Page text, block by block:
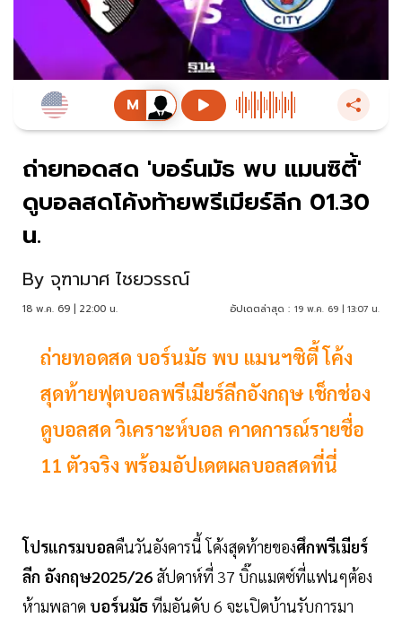
ถ่ายทอดสด 'บอร์นมัธ พบ แมนซิตี้'
ดูบอลสดโค้งท้ายพรีเมียร์ลีก 01.30
น.
By จุฑามาศ ไชยวรรณ์
18 พ.ค. 69 | 22:00 น. อัปเดตล่าสุด : 19 พ.ค. 69 | 13:07 น.
ถ่ายทอดสด บอร์นมัธ พบ แมนฯซิตี้ โค้ง
สุดท้ายฟุตบอลพรีเมียร์ลีกอังกฤษ เช็กช่อง
ดูบอลสด วิเคราะห์บอล คาดการณ์รายชื่อ
11 ตัวจริง พร้อมอัปเดตผลบอลสดที่นี่
โปรแกรมบอลคืนวันอังคารนี้ โค้งสุดท้ายของศึกพรีเมียร์
ลีก อังกฤษ2025/26 สัปดาห์ที่ 37 บิ๊กแมตซ์ที่แฟนๆต้อง
ห้ามพลาด บอร์นมัธทีมอันดับ 6 จะเปิดบ้านรับการมา